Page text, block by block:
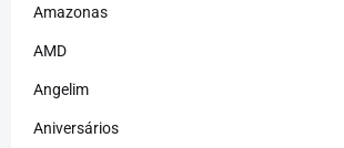
Amazonas
AMD
Angelim
Aniversários